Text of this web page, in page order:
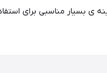
بسیار مناسبی برای